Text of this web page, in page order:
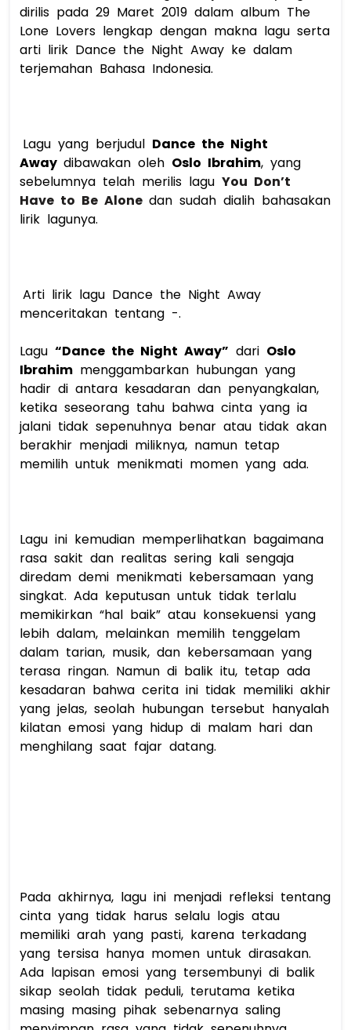
dirilis pada 29 Maret 2019 dalam album The
Lone Lovers lengkap dengan makna lagu serta
arti lirik Dance the Night Away ke dalam
terjemahan Bahasa Indonesia.
Lagu yang berjudul Dance the Night
Away dibawakan oleh Oslo Ibrahim, yang
sebelumnya telah merilis lagu You Don’t
Have to Be Alone dan sudah dialih bahasakan
lirik lagunya.
menceritakan tentang -.
Lagu “Dance the Night Away” dari Oslo
Ibrahim menggambarkan hubungan yang
hadir di antara kesadaran dan penyangkalan,
ketika seseorang tahu bahwa cinta yang ia
jalani tidak sepenuhnya benar atau tidak akan
berakhir menjadi miliknya, namun tetap
memilih untuk menikmati momen yang ada.
Lagu ini kemudian memperlihatkan bagaimana
rasa sakit dan realitas sering kali sengaja
diredam demi menikmati kebersamaan yang
singkat. Ada keputusan untuk tidak terlalu
memikirkan “hal baik” atau konsekuensi yang
lebih dalam, melainkan memilih tenggelam
dalam tarian, musik, dan kebersamaan yang
terasa ringan. Namun di balik itu, tetap ada
kesadaran bahwa cerita ini tidak memiliki akhir
yang jelas, seolah hubungan tersebut hanyalah
kilatan emosi yang hidup di malam hari dan
menghilang saat fajar datang.
Pada akhirnya, lagu ini menjadi refleksi tentang
cinta yang tidak harus selalu logis atau
memiliki arah yang pasti, karena terkadang
yang tersisa hanya momen untuk dirasakan.
Ada lapisan emosi yang tersembunyi di balik
sikap seolah tidak peduli, terutama ketika
masing masing pihak sebenarnya saling